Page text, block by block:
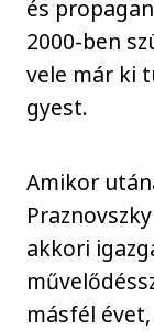
és
2000-ben
vele már ki
gyest.
Amikor
akkori
másfél